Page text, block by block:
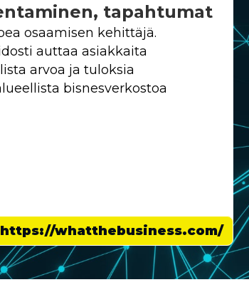
tapahtumat
osaamisen kehittäjä.
auttaa asiakkaita
arvoa ja tuloksia
bisnesverkostoa
https://whatthebusiness.com/